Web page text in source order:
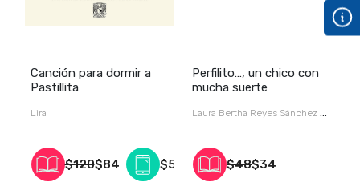
Canción para dormir a
Pastillita
Lira
$120$84 $55
Perfilito…, un chico con
mucha suerte
Laura Bertha Reyes Sánchez /
$48$34